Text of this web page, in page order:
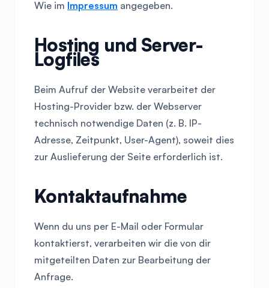
Wie im Impressum angegeben.
Hosting und Server-
Logfiles
Beim Aufruf der Website verarbeitet der
Hosting-Provider bzw. der Webserver
technisch notwendige Daten (z. B. IP-
Adresse, Zeitpunkt, User-Agent), soweit dies
zur Auslieferung der Seite erforderlich ist.
Kontaktaufnahme
Wenn du uns per E-Mail oder Formular
kontaktierst, verarbeiten wir die von dir
mitgeteilten Daten zur Bearbeitung der
Anfrage.